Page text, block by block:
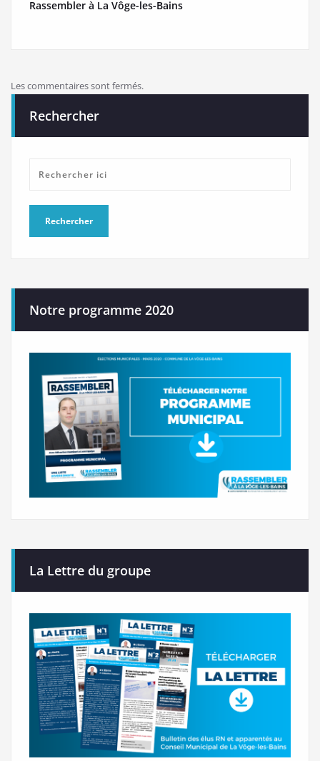
Rassembler à La Vôge-les-Bains
Les commentaires sont fermés.
Rechercher
Notre programme 2020
La Lettre du groupe